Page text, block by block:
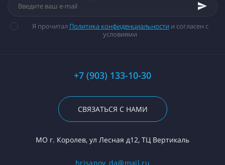
Я прочитал Политика конфиденциальности и согласен с
условиями
+7 (903) 133-10-30
СВЯЗАТЬСЯ С НАМИ
МО г. Королев, ул Лесная д12, ТЦ Вертикаль
hrisanov_da@mail.ru